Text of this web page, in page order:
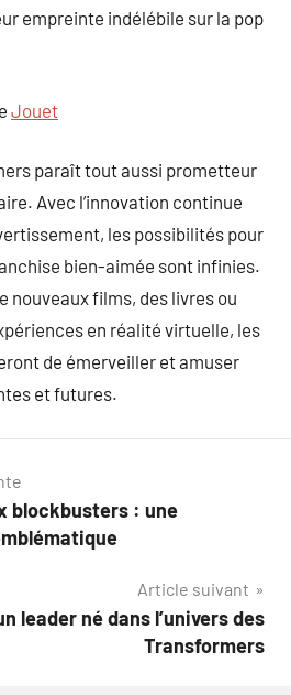
empreinte indélébile sur la pop
Jouet
paraît tout aussi prometteur
Avec l’innovation continue
les possibilités pour
bien-aimée sont infinies.
nouveaux films, des livres ou
en réalité virtuelle, les
de émerveiller et amuser
et futures.
blockbusters : une
Article suivant
leader né dans l’univers des
Transformers